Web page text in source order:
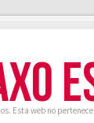
Esta web no